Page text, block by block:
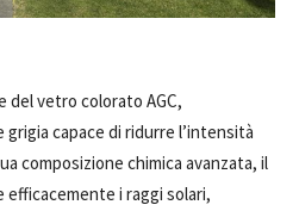
del vetro colorato AGC,
capace di ridurre l’intensità
composizione chimica avanzata, il
efficacemente i raggi solari,